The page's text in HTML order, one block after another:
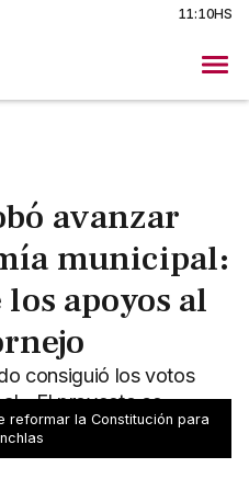
11:10HS
avanzar
municipal:
apoyos al
consiguió los votos
- El proyecto se
año
reformar la Constitución para